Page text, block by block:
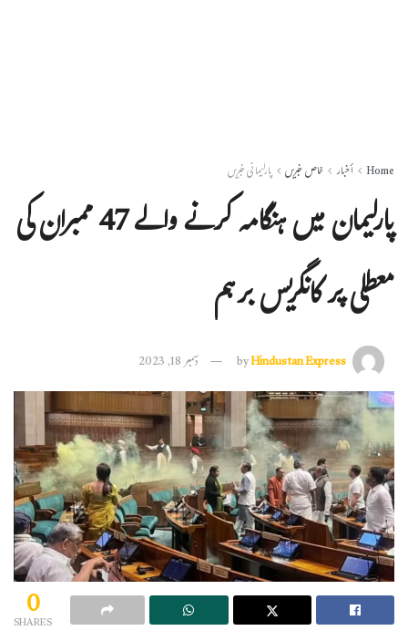
Home أخبار خاص خبریں پارلیمانی خبریں
پارلیمان میں ہنگامہ کرنے والے 47 ممبران کی
معطلی پر کانگریس برہم
byHindustan Express دسمبر 18, 2023
0
SHARES